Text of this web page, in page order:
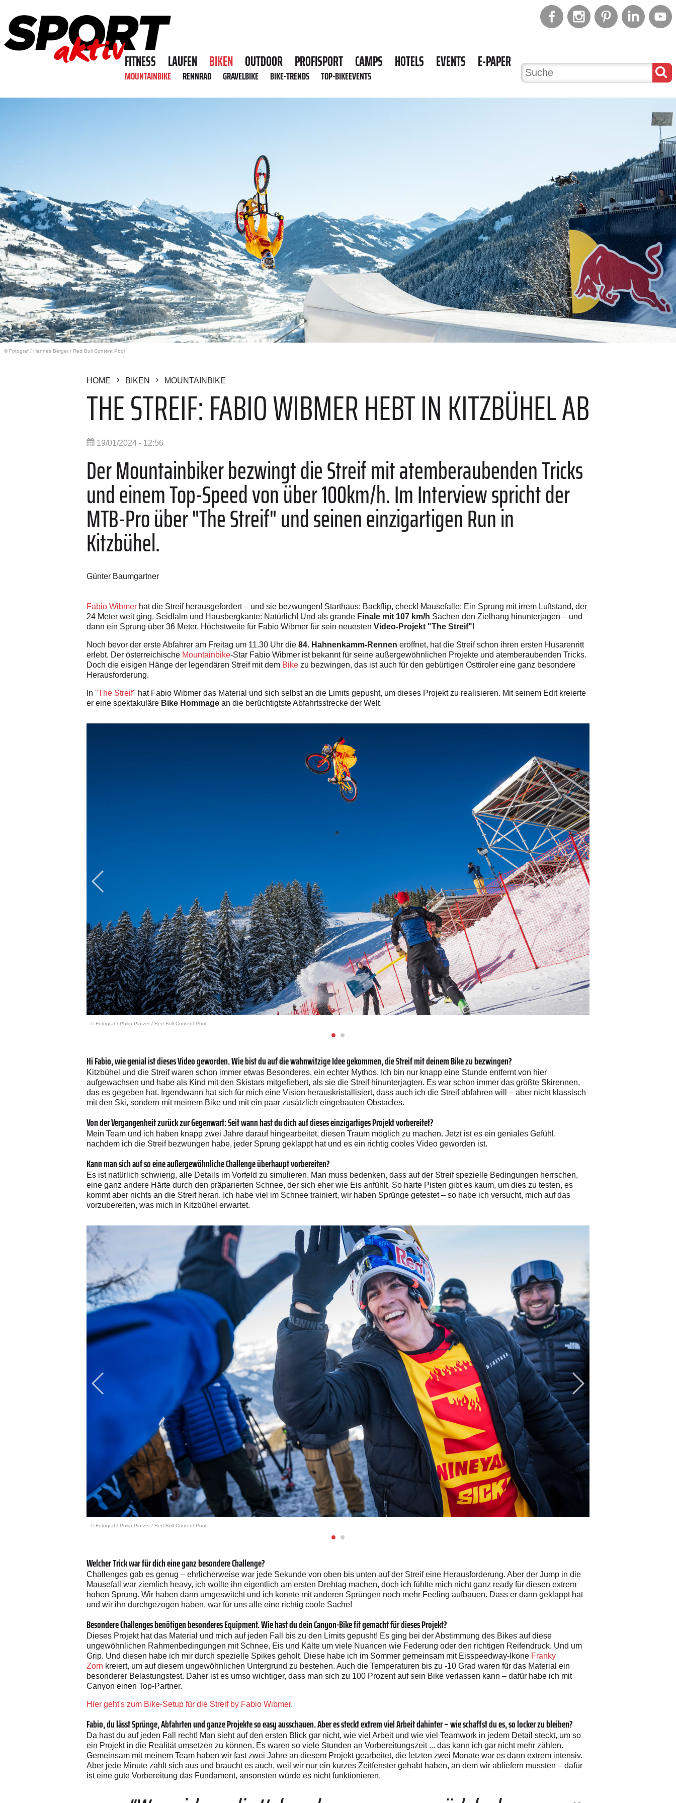
FITNESS LAUFEN BIKEN OUTDOOR PROFISPORT CAMPS HOTELS EVENTS E-PAPER
MOUNTAINBIKE RENNRAD GRAVELBIKE BIKE-TRENDS TOP-BIKEEVENTS
© Fotograf / Hannes Berger / Red Bull Content Pool
HOME BIKEN MOUNTAINBIKE
THE STREIF: FABIO WIBMER HEBT IN KITZBÜHEL AB
19/01/2024 - 12:56
Der Mountainbiker bezwingt die Streif mit atemberaubenden Tricks
und einem Top-Speed von über 100km/h. Im Interview spricht der
MTB-Pro über "The Streif" und seinen einzigartigen Run in
Kitzbühel.
Günter Baumgartner
Fabio Wibmer hat die Streif herausgefordert – und sie bezwungen! Starthaus: Backflip, check! Mausefalle: Ein Sprung mit irrem Luftstand, der
24 Meter weit ging. Seidlalm und Hausbergkante: Natürlich! Und als grande Finale mit 107 km/h Sachen den Zielhang hinunterjagen – und
dann ein Sprung über 36 Meter. Höchstweite für Fabio Wibmer für sein neuesten Video-Projekt "The Streif"!
Noch bevor der erste Abfahrer am Freitag um 11.30 Uhr die 84. Hahnenkamm-Rennen eröffnet, hat die Streif schon ihren ersten Husarenritt
erlebt. Der österreichische Mountainbike-Star Fabio Wibmer ist bekannt für seine außergewöhnlichen Projekte und atemberaubenden Tricks.
Doch die eisigen Hänge der legendären Streif mit dem Bike zu bezwingen, das ist auch für den gebürtigen Osttiroler eine ganz besondere
Herausforderung.
In "The Streif" hat Fabio Wibmer das Material und sich selbst an die Limits gepusht, um dieses Projekt zu realisieren. Mit seinem Edit kreierte
er eine spektakuläre Bike Hommage an die berüchtigtste Abfahrtsstrecke der Welt.
© Fotograf / Philip Platzer / Red Bull Content Pool
Hi Fabio, wie genial ist dieses Video geworden. Wie bist du auf die wahnwitzige Idee gekommen, die Streif mit deinem Bike zu bezwingen?
Kitzbühel und die Streif waren schon immer etwas Besonderes, ein echter Mythos. Ich bin nur knapp eine Stunde entfernt von hier
aufgewachsen und habe als Kind mit den Skistars mitgefiebert, als sie die Streif hinunterjagten. Es war schon immer das größte Skirennen,
das es gegeben hat. Irgendwann hat sich für mich eine Vision herauskristallisiert, dass auch ich die Streif abfahren will – aber nicht klassisch
mit den Ski, sondern mit meinem Bike und mit ein paar zusätzlich eingebauten Obstacles.
Von der Vergangenheit zurück zur Gegenwart: Seit wann hast du dich auf dieses einzigartiges Projekt vorbereitet?
Mein Team und ich haben knapp zwei Jahre darauf hingearbeitet, diesen Traum möglich zu machen. Jetzt ist es ein geniales Gefühl,
nachdem ich die Streif bezwungen habe, jeder Sprung geklappt hat und es ein richtig cooles Video geworden ist.
Kann man sich auf so eine außergewöhnliche Challenge überhaupt vorbereiten?
Es ist natürlich schwierig, alle Details im Vorfeld zu simulieren. Man muss bedenken, dass auf der Streif spezielle Bedingungen herrschen,
eine ganz andere Härte durch den präparierten Schnee, der sich eher wie Eis anfühlt. So harte Pisten gibt es kaum, um dies zu testen, es
kommt aber nichts an die Streif heran. Ich habe viel im Schnee trainiert, wir haben Sprünge getestet – so habe ich versucht, mich auf das
vorzubereiten, was mich in Kitzbühel erwartet.
© Fotograf / Philip Platzer / Red Bull Content Pool
Welcher Trick war für dich eine ganz besondere Challenge?
Challenges gab es genug – ehrlicherweise war jede Sekunde von oben bis unten auf der Streif eine Herausforderung. Aber der Jump in die
Mausefall war ziemlich heavy, ich wollte ihn eigentlich am ersten Drehtag machen, doch ich fühlte mich nicht ganz ready für diesen extrem
hohen Sprung. Wir haben dann umgeswitcht und ich konnte mit anderen Sprüngen noch mehr Feeling aufbauen. Dass er dann geklappt hat
und wir ihn durchgezogen haben, war für uns alle eine richtig coole Sache!
Besondere Challenges benötigen besonderes Equipment. Wie hast du dein Canyon-Bike fit gemacht für dieses Projekt?
Dieses Projekt hat das Material und mich auf jeden Fall bis zu den Limits gepusht! Es ging bei der Abstimmung des Bikes auf diese
ungewöhnlichen Rahmenbedingungen mit Schnee, Eis und Kälte um viele Nuancen wie Federung oder den richtigen Reifendruck. Und um
Grip. Und diesen habe ich mir durch spezielle Spikes geholt. Diese habe ich im Sommer gemeinsam mit Eisspeedway-Ikone Franky
Zorn kreiert, um auf diesem ungewöhnlichen Untergrund zu bestehen. Auch die Temperaturen bis zu -10 Grad waren für das Material ein
besonderer Belastungstest. Daher ist es umso wichtiger, dass man sich zu 100 Prozent auf sein Bike verlassen kann – dafür habe ich mit
Canyon einen Top-Partner.
Hier geht's zum Bike-Setup für die Streif by Fabio Wibmer.
Fabio, du lässt Sprünge, Abfahrten und ganze Projekte so easy ausschauen. Aber es steckt extrem viel Arbeit dahinter – wie schaffst du es, so locker zu bleiben?
Da hast du auf jeden Fall recht! Man sieht auf den ersten Blick gar nicht, wie viel Arbeit und wie viel Teamwork in jedem Detail steckt, um so
ein Projekt in die Realität umsetzen zu können. Es waren so viele Stunden an Vorbereitungszeit ... das kann ich gar nicht mehr zählen.
Gemeinsam mit meinem Team haben wir fast zwei Jahre an diesem Projekt gearbeitet, die letzten zwei Monate war es dann extrem intensiv.
Aber jede Minute zahlt sich aus und braucht es auch, weil wir nur ein kurzes Zeitfenster gehabt haben, an dem wir abliefern mussten – dafür
ist eine gute Vorbereitung das Fundament, ansonsten würde es nicht funktionieren.